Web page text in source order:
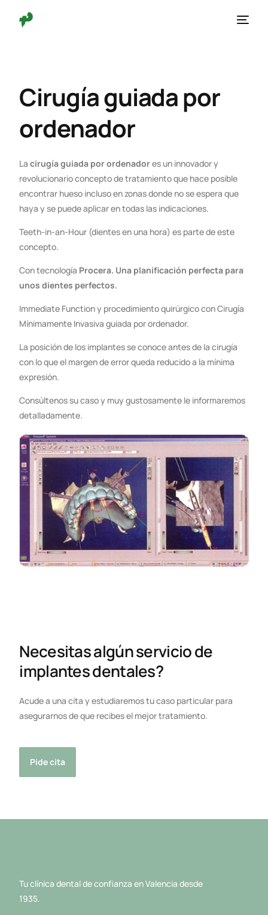
Cirugía guiada por
ordenador
La cirugía guiada por ordenadores un innovador y
revolucionario concepto de tratamiento que hace posible
encontrar hueso incluso en zonas donde no se espera que
haya y se puede aplicar en todas las indicaciones.
Teeth-in-an-Hour (dientes en una hora) es parte de este
concepto.
Con tecnología Procera. Una planificación perfecta para
unos dientes perfectos.
Immediate Function y procedimiento quirúrgico con Cirugía
Mínimamente Invasiva guiada por ordenador.
La posición de los implantes se conoce antes de la cirugía
con lo que el margen de error queda reducido a la mínima
expresión.
Consúltenos su caso y muy gustosamente le informaremos
detalladamente.
Necesitas algún servicio de
implantes dentales?
Acude a una cita y estudiaremos tu caso particular para
asegurarnos de que recibes el mejor tratamiento.
Pide cita
Tu clínica dental de confianza en Valencia desde
1935.